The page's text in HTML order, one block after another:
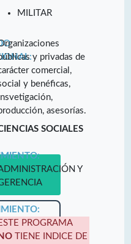
MILITAR
y privadas de
comercial,
y benéficas,
asesorías.
SOCIALES
Y
PROGRAMA
NO TIENE INDICE DE